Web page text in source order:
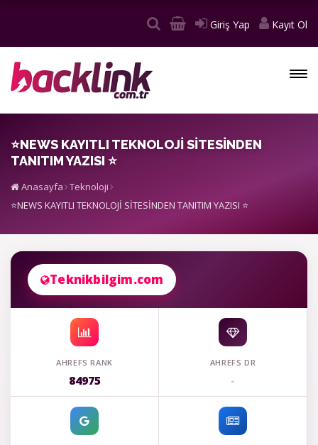
Giriş Yap Kayıt Ol
⭐NEWS KAYITLI TEKNOLOJİ SİTESİNDEN
TANITIM YAZISI ⭐
Anasayfa Teknoloji
⭐NEWS KAYITLI TEKNOLOJİ SİTESİNDEN TANITIM YAZISI ⭐
Teknikbilgim.com
AHREFS RANK
84975
AHREFS DR
-